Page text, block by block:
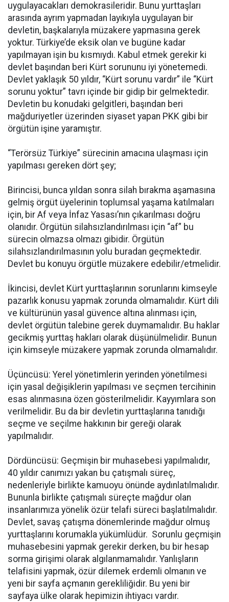
uygulayacakları demokrasileridir. Bunu yurttaşları
arasında ayrım yapmadan layıkıyla uygulayan bir
devletin, başkalarıyla müzakere yapmasına gerek
yoktur. Türkiye’de eksik olan ve bugüne kadar
yapılmayan işin bu kısmıydı. Kabul etmek gerekir ki
devlet başından beri Kürt sorununu iyi yönetemedi.
Devlet yaklaşık 50 yıldır, “Kürt sorunu vardır” ile “Kürt
sorunu yoktur” tavrı içinde bir gidip bir gelmektedir.
Devletin bu konudaki gelgitleri, başından beri
mağduriyetler üzerinden siyaset yapan PKK gibi bir
örgütün işine yaramıştır.
“Terörsüz Türkiye” sürecinin amacına ulaşması için
yapılması gereken dört şey;
Birincisi, bunca yıldan sonra silah bırakma aşamasına
gelmiş örgüt üyelerinin toplumsal yaşama katılmaları
için, bir Af veya İnfaz Yasası’nın çıkarılması doğru
olanıdır. Örgütün silahsızlandırılması için “af” bu
sürecin olmazsa olmazı gibidir. Örgütün
silahsızlandırılmasının yolu buradan geçmektedir.
Devlet bu konuyu örgütle müzakere edebilir/etmelidir.
İkincisi, devlet Kürt yurttaşlarının sorunlarını kimseyle
pazarlık konusu yapmak zorunda olmamalıdır. Kürt dili
ve kültürünün yasal güvence altına alınması için,
devlet örgütün talebine gerek duymamalıdır. Bu haklar
gecikmiş yurttaş hakları olarak düşünülmelidir. Bunun
için kimseyle müzakere yapmak zorunda olmamalıdır.
Üçüncüsü: Yerel yönetimlerin yerinden yönetilmesi
için yasal değişiklerin yapılması ve seçmen tercihinin
esas alınmasına özen gösterilmelidir. Kayyımlara son
verilmelidir. Bu da bir devletin yurttaşlarına tanıdığı
seçme ve seçilme hakkının bir gereği olarak
yapılmalıdır.
Dördüncüsü: Geçmişin bir muhasebesi yapılmalıdır,
40 yıldır canımızı yakan bu çatışmalı süreç,
nedenleriyle birlikte kamuoyu önünde aydınlatılmalıdır.
Bununla birlikte çatışmalı süreçte mağdur olan
insanlarımıza yönelik özür telafi süreci başlatılmalıdır.
Devlet, savaş çatışma dönemlerinde mağdur olmuş
yurttaşlarını korumakla yükümlüdür. Sorunlu geçmişin
muhasebesini yapmak gerekir derken, bu bir hesap
sorma girişimi olarak algılanmamalıdır. Yanlışların
telafisini yapmak, özür dilemek erdemli olmanın ve
yeni bir sayfa açmanın gerekliliğidir. Bu yeni bir
sayfaya ülke olarak hepimizin ihtiyacı vardır.